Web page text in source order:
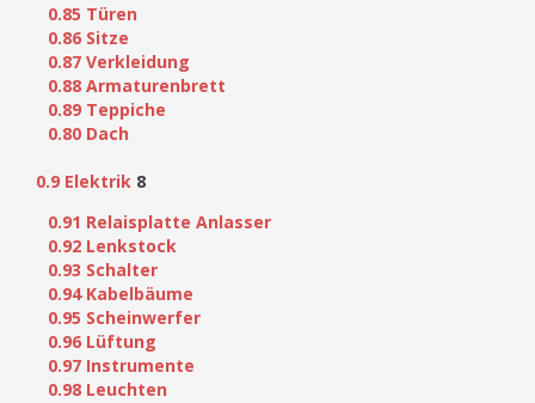
0.85 Türen
0.86 Sitze
0.87 Verkleidung
0.88 Armaturenbrett
0.89 Teppiche
0.80 Dach
0.9 Elektrik 8
0.91 Relaisplatte Anlasser
0.92 Lenkstock
0.93 Schalter
0.94 Kabelbäume
0.95 Scheinwerfer
0.96 Lüftung
0.97 Instrumente
0.98 Leuchten